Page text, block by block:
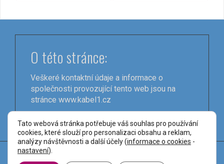
příspěvky
O této stránce:
Veškeré kontaktní údaje a informace o
společnosti provozující tento web jsou na
stránce www.kabel1.cz
Používáme WordPress (v češtině).|Šablona:
Tato webová stránka potřebuje váš souhlas pro používání
cookies, které slouží pro personalizaci obsahu a reklam,
analýzy návštěvnosti a další účely (informace o cookies -
nastavení).